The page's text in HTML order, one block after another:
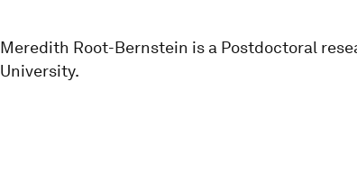
Meredith Root-Bernstein is a Postdoctoral
University.